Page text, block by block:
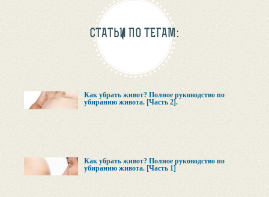
СТАТЬИ ПО ТЕГАМ:
Как убрать живот? Полное руководство по
убиранию живота. [Часть 2].
Как убрать живот? Полное руководство по
убиранию живота. [Часть 1]